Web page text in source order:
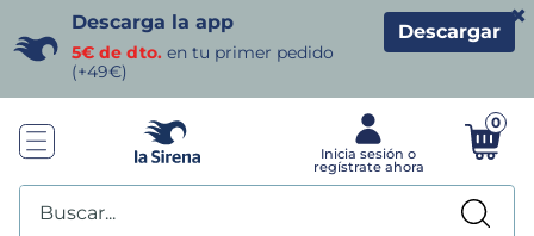
Descarga la app
5€ de dto. en tu primer pedido
(+49€)
Descargar
×
0
Buscar...